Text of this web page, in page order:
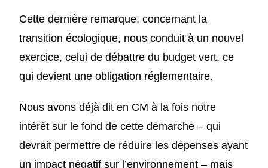
Cette dernière remarque, concernant la
transition écologique, nous conduit à un nouvel
exercice, celui de débattre du budget vert, ce
qui devient une obligation réglementaire.
Nous avons déjà dit en CM à la fois notre
intérêt sur le fond de cette démarche – qui
devrait permettre de réduire les dépenses ayant
un impact négatif sur l’environnement – mais